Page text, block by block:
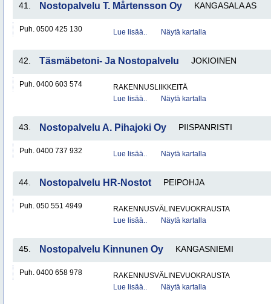
41. Nostopalvelu T. Mårtensson Oy KANGASALA AS
Puh. 0500 425 130 Lue lisää.. Näytä kartalla
42. Täsmäbetoni- Ja Nostopalvelu JOKIOINEN
Puh. 0400 603 574
RAKENNUSLIIKKEITÄ
Lue lisää..
Näytä kartalla
43. Nostopalvelu A. Pihajoki Oy PIISPANRISTI
Puh. 0400 737 932 Lue lisää.. Näytä kartalla
44. Nostopalvelu HR-Nostot PEIPOHJA
Puh. 050 551 4949
RAKENNUSVÄLINEVUOKRAUSTA
Lue lisää..
Näytä kartalla
45. Nostopalvelu Kinnunen Oy KANGASNIEMI
Puh. 0400 658 978
RAKENNUSVÄLINEVUOKRAUSTA
Lue lisää..
Näytä kartalla